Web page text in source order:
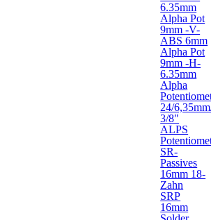
6.35mm
Alpha Pot
9mm -V-
ABS 6mm
Alpha Pot
9mm -H-
6.35mm
Alpha
24/
3/8"
ALPS
SR-
Passives
16mm 18-
Zahn
SRP
16mm